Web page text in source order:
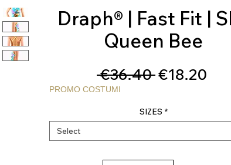
Draph® | Fast Fit |
Queen Bee
€36.40 Regular
€18.20
PROMO COSTUMI
SIZES *
Select